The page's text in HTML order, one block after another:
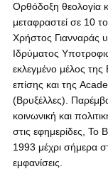
Ορθόδοξη θεολογία
μεταφραστεί σε 10
Χρήστος Γιανναράς
Ιδρύματος
εκλεγμένο μέλος
επίσης και της
(Βρυξέλλες).
κοινωνική και
στις εφημερίδες, Το
1993 μέχρι σήμερα
εμφανίσεις.